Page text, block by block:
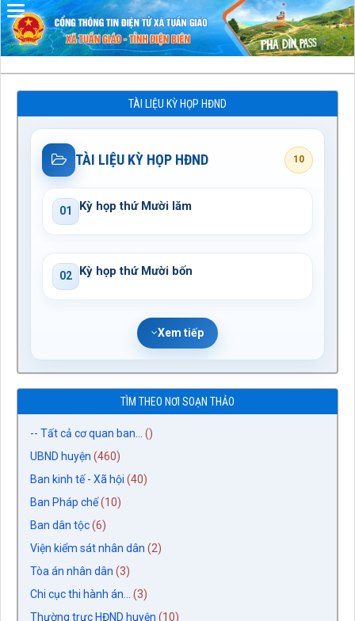
TÀI LIỆU KỲ HỌP HĐND
TÀI LIỆU KỲ HỌP HĐND 10
01 Kỳ họp thứ Mười lăm
02 Kỳ họp thứ Mười bốn
Xem tiếp
TÌM THEO NƠI SOẠN THẢO
-- Tất cả cơ quan ban...
()
UBND huyện (460)
Ban kinh tế - Xã hội (40)
Ban Pháp chế(10)
Ban dân tộc(6)
Viện kiểm sát nhân dân (2)
Tòa án nhân dân (3)
Chi cục thi hành án...
(3)
Thường trực HĐND huyện (10)
Đã kết nối EMC